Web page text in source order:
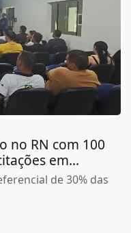
no RN com 100
em...
de 30% das